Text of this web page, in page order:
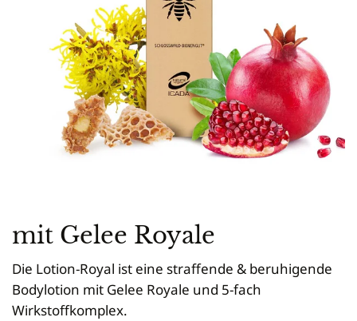
Mini Plus
Dadant-Beuten & Kompatible Systeme
Wabenhonigwelt
Rähmchen & Zubehör
Diverses
Königinnen zeichnen
Diverses für Königinnenzucht
Schleudern
Siebe
Lagerung
Propolisernte
Pollenernte
Vermarktung
Verkaufsgebinde
Bekleidung
Stockwaagen
Bienenluft
Fachliteratur
Imkerei
Honig & Bienenprodukte
Königinnenzucht
Diverse Fachliteratur
Cremen & Salben
Lippenpflege
Mundhygiene
Geschenke/Diverses
Gießformen
Kerzen
Zubehör
Tierbedarf
Bienenpatenschaft
Newsletteranmeldung
Anmelden
mit Gelee Royale
Die Lotion-Royal ist eine straffende & beruhigende
Bodylotion mit Gelee Royale und 5-fach
Wirkstoffkomplex.